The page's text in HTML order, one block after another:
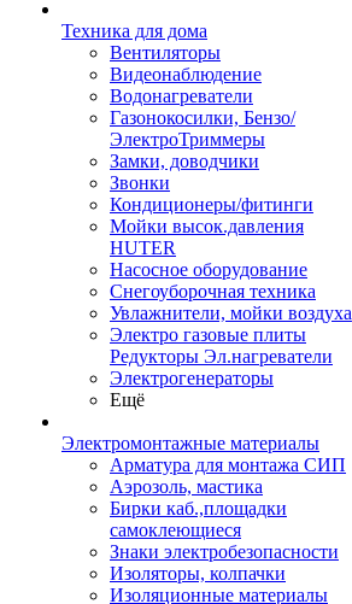
Техника для дома
Вентиляторы
Видеонаблюдение
Водонагреватели
Газонокосилки, Бензо/
ЭлектроТриммеры
Замки, доводчики
Звонки
Кондиционеры/фитинги
Мойки высок.давления
HUTER
Насосное оборудование
Снегоуборочная техника
Увлажнители, мойки воздуха
Электро газовые плиты
Редукторы Эл.нагреватели
Электрогенераторы
Ещё
Электромонтажные материалы
Арматура для монтажа СИП
Аэрозоль, мастика
Бирки каб.,площадки
самоклеющиеся
Знаки электробезопасности
Изоляторы, колпачки
Изоляционные материалы